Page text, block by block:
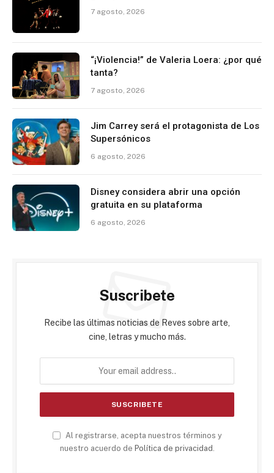
7 agosto, 2026
“¡Violencia!” de Valeria Loera: ¿por qué
tanta?
7 agosto, 2026
Jim Carrey será el protagonista de Los
Supersónicos
6 agosto, 2026
Disney considera abrir una opción
gratuita en su plataforma
6 agosto, 2026
Suscribete
Recibe las últimas noticias de Reves sobre arte,
cine, letras y mucho más.
Al registrarse, acepta nuestros términos y
nuestro acuerdo de Política de privacidad